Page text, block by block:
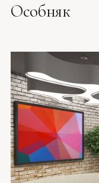
Особняк